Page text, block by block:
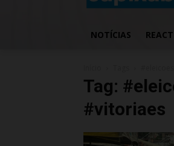
NOTÍCIAS REACT
Tag:
#vitoriaes